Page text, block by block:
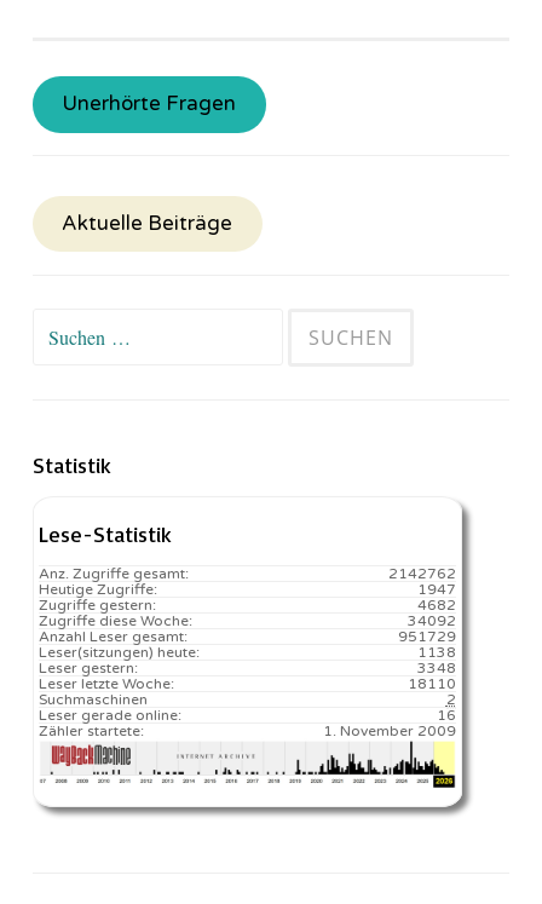
Unerhörte Fragen
Aktuelle Beiträge
Suchen
Statistik
Lese-Statistik
2142762
Anz. Zugriffe gesamt:
1947
Heutige Zugriffe:
4682
Zugriffe gestern:
34092
Zugriffe diese Woche:
951729
Anzahl Leser gesamt:
1138️
Leser(sitzungen) heute:
3348
Leser gestern:
18110️
Leser letzte Woche:
2
Suchmaschinen
16
Leser gerade online:
1. November 2009
Zähler startete: